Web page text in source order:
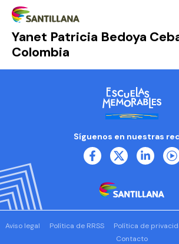
Yanet Patricia Bedoya
Colombia
Síguenos en nuestras
Aviso legal Política de RRSS Política de
Contacto